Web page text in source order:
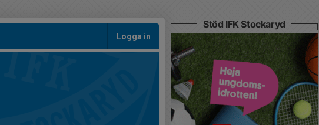
Logga in
Stöd IFK Stockaryd